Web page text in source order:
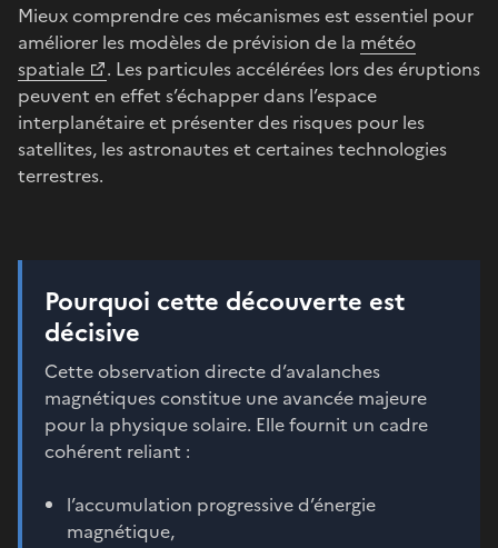
Mieux comprendre ces mécanismes est essentiel pour
améliorer les modèles de prévision de la météo
spatiale
. Les particules accélérées lors des éruptions
peuvent en effet s’échapper dans l’espace
interplanétaire et présenter des risques pour les
satellites, les astronautes et certaines technologies
terrestres.
Pourquoi cette découverte est
décisive
Cette observation directe d’avalanches
magnétiques constitue une avancée majeure
pour la physique solaire. Elle fournit un cadre
cohérent reliant :
l’accumulation progressive d’énergie
magnétique,